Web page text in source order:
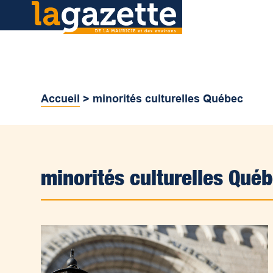
Accueil > minorités culturelles Québec
minorités culturelles